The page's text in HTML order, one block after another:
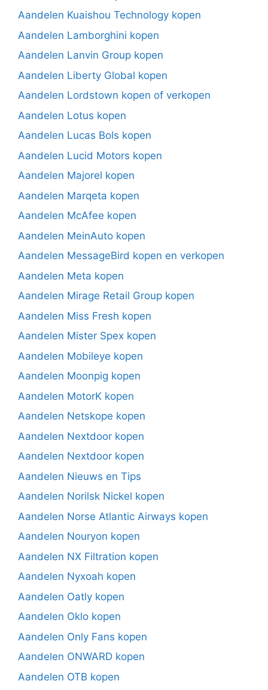
Aandelen Kuaishou Technology kopen
Aandelen Lamborghini kopen
Aandelen Lanvin Group kopen
Aandelen Liberty Global kopen
Aandelen Lordstown kopen of verkopen
Aandelen Lotus kopen
Aandelen Lucas Bols kopen
Aandelen Lucid Motors kopen
Aandelen Majorel kopen
Aandelen Marqeta kopen
Aandelen McAfee kopen
Aandelen MeinAuto kopen
Aandelen MessageBird kopen en verkopen
Aandelen Meta kopen
Aandelen Mirage Retail Group kopen
Aandelen Miss Fresh kopen
Aandelen Mister Spex kopen
Aandelen Mobileye kopen
Aandelen Moonpig kopen
Aandelen MotorK kopen
Aandelen Netskope kopen
Aandelen Nextdoor kopen
Aandelen Nextdoor kopen
Aandelen Nieuws en Tips
Aandelen Norilsk Nickel kopen
Aandelen Norse Atlantic Airways kopen
Aandelen Nouryon kopen
Aandelen NX Filtration kopen
Aandelen Nyxoah kopen
Aandelen Oatly kopen
Aandelen Oklo kopen
Aandelen Only Fans kopen
Aandelen ONWARD kopen
Aandelen OTB kopen